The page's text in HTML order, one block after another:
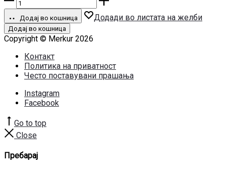
Додај во кошница Додади во листата на желби
Додај во кошница
Copyright © Merkur 2026
Контакт
Политика на приватност
Често поставувани прашања
Instagram
Facebook
Go to top
Close
Пребарај